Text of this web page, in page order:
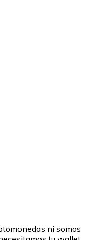
efectivo en tu tienda más
o realiza compras
para comprar
ni somos